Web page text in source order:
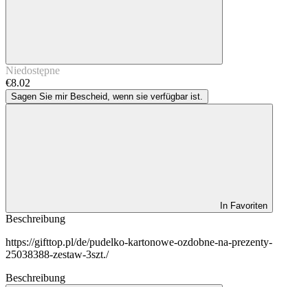
Niedostępne
€8.02
Sagen Sie mir Bescheid, wenn sie verfügbar ist.
In Favoriten
Beschreibung
https://gifttop.pl/de/pudelko-kartonowe-ozdobne-na-prezenty-
25038388-zestaw-3szt./
Beschreibung